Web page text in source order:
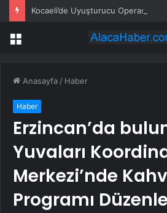
Menü
Anasayfa / Haber
Haber
Erzincan’da
Yuvaları
Merkezi’nde
Programı